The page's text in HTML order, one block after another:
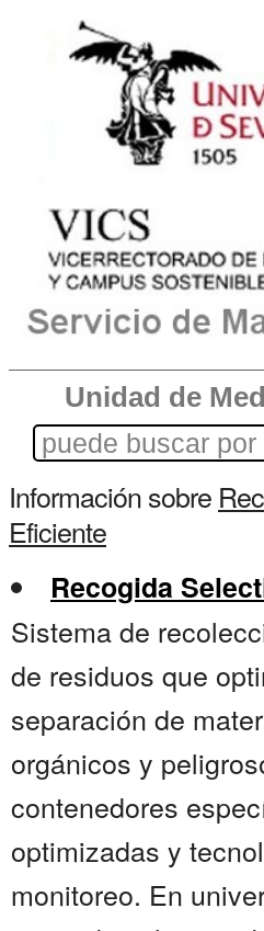
Unidad de
Información sobre
Eficiente
Recogida
Sistema de
de residuos que
separación de
orgánicos y
contenedores
optimizadas y
monitoreo. En